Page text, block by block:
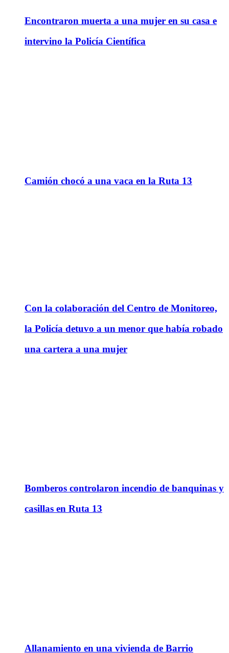
Encontraron muerta a una mujer en su casa e
intervino la Policía Científica
Camión chocó a una vaca en la Ruta 13
Con la colaboración del Centro de Monitoreo,
la Policía detuvo a un menor que había robado
una cartera a una mujer
Bomberos controlaron incendio de banquinas y
casillas en Ruta 13
Allanamiento en una vivienda de Barrio